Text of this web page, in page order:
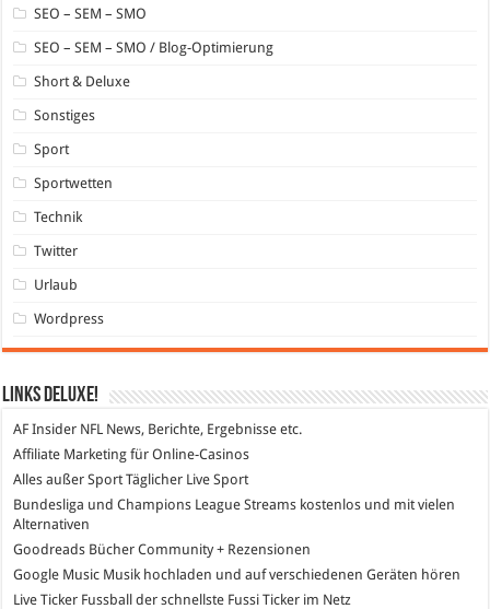
SEO – SEM – SMO
SEO – SEM – SMO / Blog-Optimierung
Short & Deluxe
Sonstiges
Sport
Sportwetten
Technik
Twitter
Urlaub
Wordpress
Links DeLuXe!
AF Insider NFL News, Berichte, Ergebnisse etc.
Affiliate Marketing für Online-Casinos
Alles außer Sport Täglicher Live Sport
Bundesliga und Champions League Streams kostenlos und mit vielen
Alternativen
Goodreads Bücher Community + Rezensionen
Google Music Musik hochladen und auf verschiedenen Geräten hören
Live Ticker Fussball der schnellste Fussi Ticker im Netz